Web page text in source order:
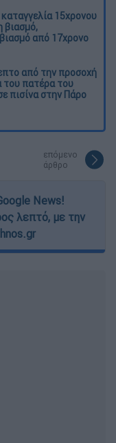
15χρονου
βιασμό,
από 17χρονο
από την προσοχή
του πατέρα του
πισίνα στην Πάρο
επόμενο
άρθρο
News!
λεπτό, με την